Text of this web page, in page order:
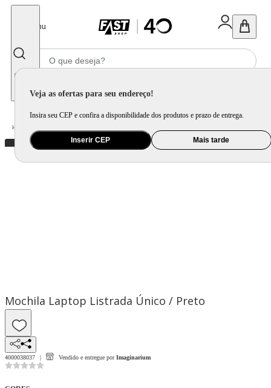
Menu
Veja as ofertas para seu endereço!
Insira seu CEP e confira a disponibilidade dos produtos e prazo de entrega.
Inserir CEP Mais tarde
Home
Mochila Laptop Listrada Único / Preto
4000038037 Vendido e entregue por Imaginarium